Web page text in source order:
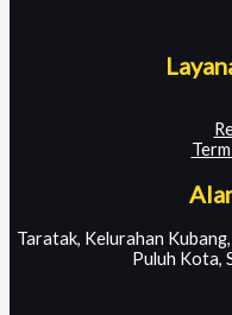
Taratak, Kelurahan
Puluh Kota,